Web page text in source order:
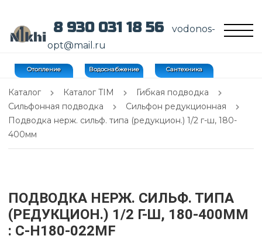
8 930 031 18 56
vodonos-
opt@mail.ru
Отопление Водоснабжение Сантехника
Каталог Каталог TIM
Гибкая подводка
Сильфонная подводка
Сильфон редукционная
Подводка нерж. сильф. типа (редукцион.) 1/2 г-ш, 180-
400мм
ПОДВОДКА НЕРЖ. СИЛЬФ. ТИПА
(РЕДУКЦИОН.) 1/2 Г-Ш, 180-400ММ
: C-H180-022MF